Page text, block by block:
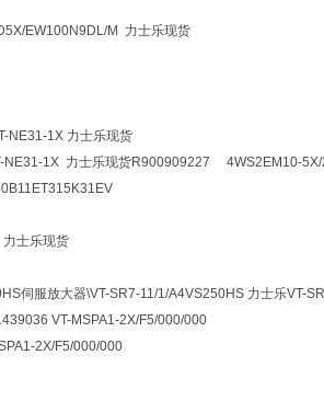
EW100N9DL/M 力士乐现货
NE31-1X 力士乐现货
1X 力士乐现货R900909227 4WS2EM10-5X/
士乐现货
伺服放大器\VT-SR7-11/1/A4VS250HS 力士乐VT-
VT-MSPA1-2X/F5/000/000
2X/F5/000/000